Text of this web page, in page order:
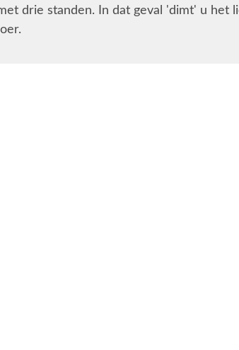
drie standen. In dat geval 'dimt' u het